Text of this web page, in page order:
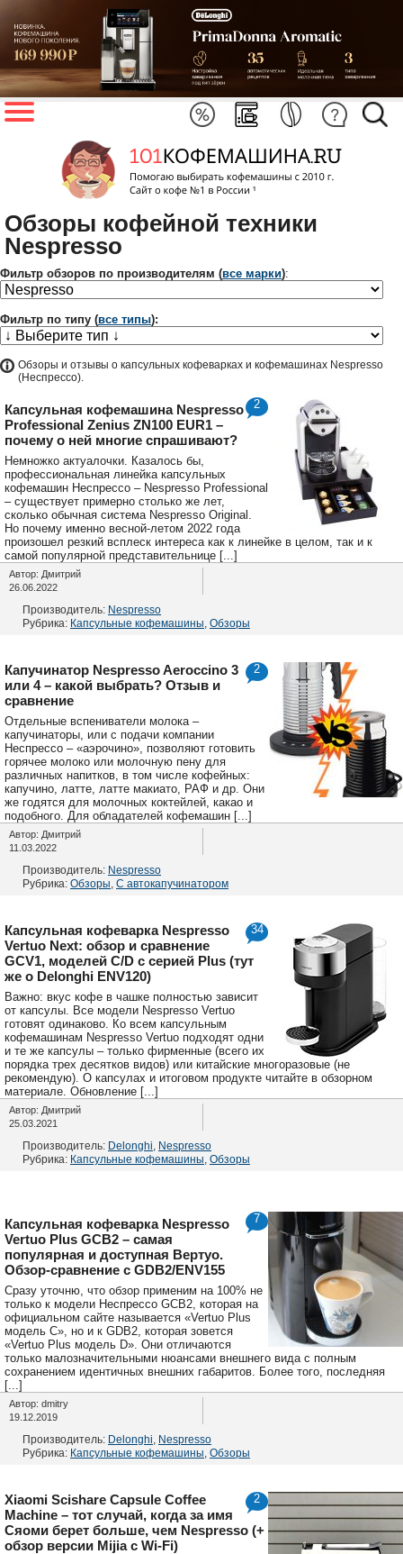
Обзоры кофейной техники
Nespresso
Фильтр обзоров по производителям (все марки):
Фильтр по типу (все типы):
Обзоры и отзывы о капсульных кофеварках и кофемашинах Nespresso
(Неспрессо).
2
Капсульная кофемашина Nespresso
Professional Zenius ZN100 EUR1 –
почему о ней многие спрашивают?
Немножко актуалочки. Казалось бы,
профессиональная линейка капсульных
кофемашин Неспрессо – Nespresso Professional
– существует примерно столько же лет,
сколько обычная система Nespresso Original.
Но почему именно весной-летом 2022 года
произошел резкий всплеск интереса как к линейке в целом, так и к
самой популярной представительнице [...]
Автор: Дмитрий
26.06.2022
Производитель: Nespresso
Рубрика: Капсульные кофемашины Обзоры
2
Капучинатор Nespresso Aeroccino 3
или 4 – какой выбрать? Отзыв и
сравнение
Отдельные вспениватели молока –
капучинаторы, или с подачи компании
Неспрессо – «аэрочино», позволяют готовить
горячее молоко или молочную пену для
различных напитков, в том числе кофейных:
капучино, латте, латте макиато, РАФ и др. Они
же годятся для молочных коктейлей, какао и
подобного. Для обладателей кофемашин [...]
Автор: Дмитрий
11.03.2022
Производитель: Nespresso
Рубрика: Обзоры С автокапучинатором
34
Капсульная кофеварка Nespresso
Vertuo Next: обзор и сравнение
GCV1, моделей C/D с серией Plus (тут
же о Delonghi ENV120)
Важно: вкус кофе в чашке полностью зависит
от капсулы. Все модели Nespresso Vertuo
готовят одинаково. Ко всем капсульным
кофемашинам Nespresso Vertuo подходят одни
и те же капсулы – только фирменные (всего их
порядка трех десятков видов) или китайские многоразовые (не
рекомендую). О капсулах и итоговом продукте читайте в обзорном
материале. Обновление [...]
Автор: Дмитрий
25.03.2021
Производитель: Delonghi Nespresso
Рубрика: Капсульные кофемашины Обзоры
7
Капсульная кофеварка Nespresso
Vertuo Plus GCB2 – самая
популярная и доступная Вертуо.
Обзор-сравнение с GDB2/ENV155
Сразу уточню, что обзор применим на 100% не
только к модели Неспрессо GCB2, которая на
официальном сайте называется «Vertuo Plus
модель C», но и к GDB2, которая зовется
«Vertuo Plus модель D». Они отличаются
только малозначительными нюансами внешнего вида с полным
сохранением идентичных внешних габаритов. Более того, последняя
[...]
Автор: dmitry
19.12.2019
Производитель: Delonghi Nespresso
Рубрика: Капсульные кофемашины Обзоры
2
Xiaomi Scishare Capsule Coffee
Machine – тот случай, когда за имя
Сяоми берет больше, чем Nespresso (+
обзор версии Mijia с Wi-Fi)